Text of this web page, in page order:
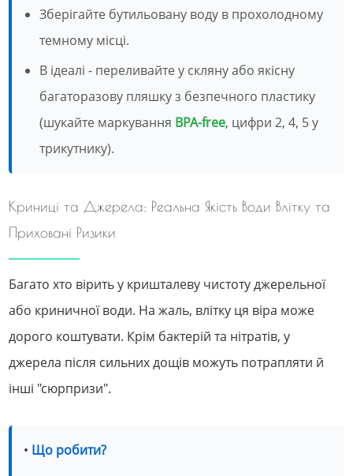
Зберігайте бутильовану воду в прохолодному
темному місці.
В ідеалі - переливайте у скляну або якісну
багаторазову пляшку з безпечного пластику
(шукайте маркування BPA-free, цифри 2, 4, 5 у
трикутнику).
Криниці та Джерела: Реальна Якість Води Влітку та
Приховані Ризики
Багато хто вірить у кришталеву чистоту джерельної
або криничної води. На жаль, влітку ця віра може
дорого коштувати. Крім бактерій та нітратів, у
джерела після сильних дощів можуть потрапляти й
інші "сюрпризи".
• Що робити?